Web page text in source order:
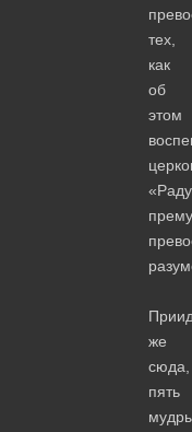
тех,
как
об
этом
же
сюда,
пять